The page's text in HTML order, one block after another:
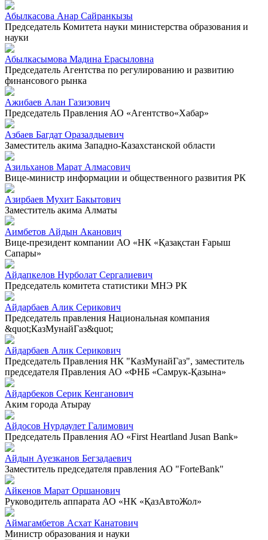
Абылкасова Анар Сайранкызы
Председатель Комитета науки министерства образования и
науки
Абылкасымова Мадина Ерасыловна
Председатель Агентства по регулированию и развитию
финансового рынка
Ажибаев Алан Газизович
Председатель Правления АО «Агентство«Хабар»
Азбаев Багдат Оразалдыевич
Заместитель акима Западно-Казахстанской области
Азильханов Марат Алмасович
Вице-министр информации и общественного развития РК
Азирбаев Мухит Бакытович
Заместитель акима Алматы
Аимбетов Айдын Аканович
Вице-президент компании АО «НК «Қазақстан Ғарыш
Сапары»
Айдапкелов Нурболат Сергалиевич
Председатель комитета статистики МНЭ РК
Айдарбаев Алик Серикович
Председатель правления Национальная компания
&quot;КазМунайГаз&quot;
Айдарбаев Алик Серикович
Председатель Правления НК "КазМунайГаз", заместитель
председателя Правления АО «ФНБ «Самрук-Қазына»
Айдарбеков Серик Кенганович
Аким города Атырау
Айдосов Нурдаулет Галимович
Председатель Правления АО «First Heartland Jusan Bank»
Айдын Ауезканов Бегзадаевич
Заместитель председателя правления АО "ForteBank"
Айкенов Марат Оршанович
Руководитель аппарата АО «НК «ҚазАвтоЖол»
Аймагамбетов Асхат Канатович
Министр образования и науки